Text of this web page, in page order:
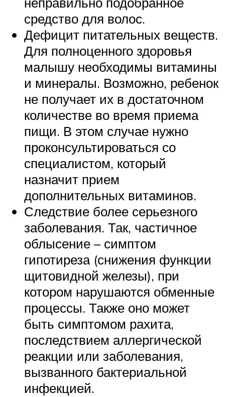
средство для волос.
Дефицит питательных веществ.
Для полноценного здоровья
малышу необходимы витамины
и минералы. Возможно, ребенок
не получает их в достаточном
количестве во время приема
пищи. В этом случае нужно
проконсультироваться со
специалистом, который
назначит прием
дополнительных витаминов.
Следствие более серьезного
заболевания. Так, частичное
облысение – симптом
гипотиреза (снижения функции
щитовидной железы), при
котором нарушаются обменные
процессы. Также оно может
быть симптомом рахита,
последствием аллергической
реакции или заболевания,
вызванного бактериальной
инфекцией.